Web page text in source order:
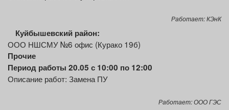
Работает: КЭнК
Куйбышевский район:
ООО НШСМУ №6 офис (Курако 19б)
Прочие
Период работы 20.05 с 10:00 по 12:00
Описание работ: Замена ПУ
Работает: ООО ГЭС